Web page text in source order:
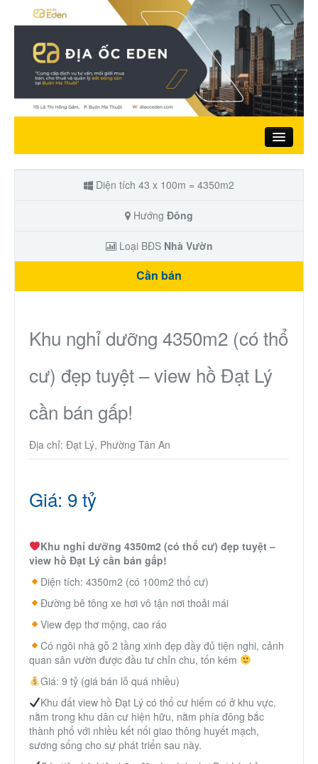
Trang chủ
Đất ở
Biệt thự
Chung cư
Trang trại – Kho – Xưởng
Thành Phố Cà Phê
Loại BĐS khác
Nhà đất cho thuê
Thành Phố Cà Phê
Liên hệ
Diện tích 43 x 100m = 4350m2
Hướng Đông
Loại BĐS Nhà Vườn
Cần bán
Khu nghỉ dưỡng 4350m2 (có thổ
cư) đẹp tuyệt – view hồ Đạt Lý
cần bán gấp!
Địa chỉ: Đạt Lý, Phường Tân An
Giá: 9 tỷ
Khu nghỉ dưỡng 4350m2 (có thổ cư) đẹp tuyệt –
view hồ Đạt Lý cần bán gấp!
Diện tích: 4350m2 (có 100m2 thổ cư)
Đường bê tông xe hơi vô tận nơi thoải mái
View đẹp thơ mộng, cao ráo
Có ngôi nhà gỗ 2 tầng xinh đẹp đầy đủ tiện nghi, cảnh
quan sân vườn được đầu tư chỉn chu, tốn kém
Giá: 9 tỷ (giá bán lỗ quá nhiều)
Khu đất view hồ Đạt Lý có thổ cư hiếm có ở khu vực,
nằm trong khu dân cư hiện hữu, nằm phía đông bắc
thành phố với nhiều kết nối giao thông huyết mạch,
sương sống cho sự phát triển sau này.